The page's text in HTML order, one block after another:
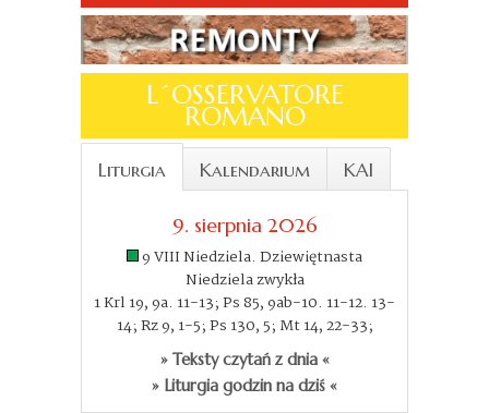
L´OSSERVATORE
ROMANO
Liturgia Kalendarium KAI
9. sierpnia 2026
9 VIII Niedziela. Dziewiętnasta
Niedziela zwykła
1 Krl 19, 9a. 11-13; Ps 85, 9ab-10. 11-12. 13-
14; Rz 9, 1-5; Ps 130, 5; Mt 14, 22-33;
» Teksty czytań z dnia «
» Liturgia godzin na dziś «